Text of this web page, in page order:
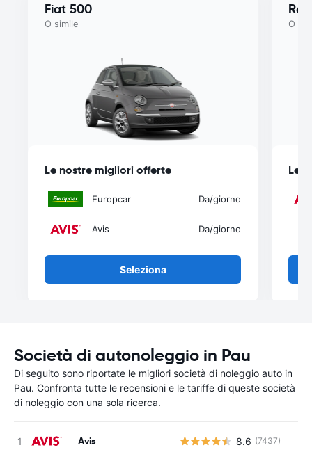
Fiat 500
O simile
Le nostre migliori offerte
Europcar Da/giorno
Avis Da/giorno
Seleziona
O
Le
Società di autonoleggio in Pau
Di seguito sono riportate le migliori società di noleggio auto in
Pau. Confronta tutte le recensioni e le tariffe di queste società
di noleggio con una sola ricerca.
Avis 8.6 (7437)